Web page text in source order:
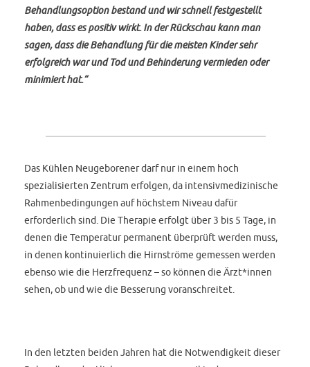
Behandlungsoption bestand und wir schnell festgestellt
haben, dass es positiv wirkt. In der Rückschau kann man
sagen, dass die Behandlung für die meisten Kinder sehr
erfolgreich war und Tod und Behinderung vermieden oder
minimiert hat.“
Das Kühlen Neugeborener darf nur in einem hoch
spezialisierten Zentrum erfolgen, da intensivmedizinische
Rahmenbedingungen auf höchstem Niveau dafür
erforderlich sind. Die Therapie erfolgt über 3 bis 5 Tage, in
denen die Temperatur permanent überprüft werden muss,
in denen kontinuierlich die Hirnströme gemessen werden
ebenso wie die Herzfrequenz – so können die Ärzt*innen
sehen, ob und wie die Besserung voranschreitet.
In den letzten beiden Jahren hat die Notwendigkeit dieser